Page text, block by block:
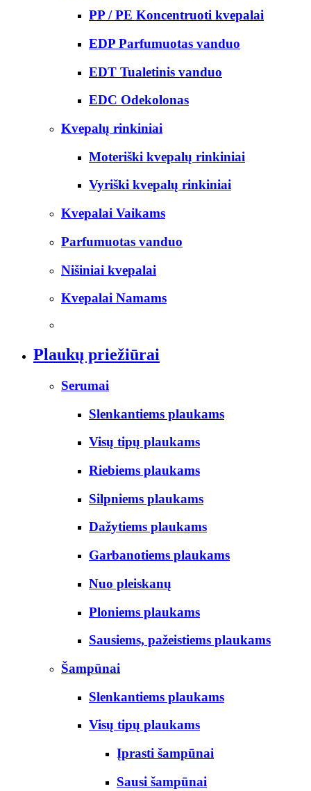
PP / PE Koncentruoti kvepalai
EDP Parfumuotas vanduo
EDT Tualetinis vanduo
EDC Odekolonas
Kvepalų rinkiniai
Moteriški kvepalų rinkiniai
Vyriški kvepalų rinkiniai
Kvepalai Vaikams
Parfumuotas vanduo
Nišiniai kvepalai
Kvepalai Namams
Plaukų priežiūrai
Serumai
Slenkantiems plaukams
Visų tipų plaukams
Riebiems plaukams
Silpniems plaukams
Dažytiems plaukams
Garbanotiems plaukams
Nuo pleiskanų
Ploniems plaukams
Sausiems, pažeistiems plaukams
Šampūnai
Slenkantiems plaukams
Visų tipų plaukams
Įprasti šampūnai
Sausi šampūnai